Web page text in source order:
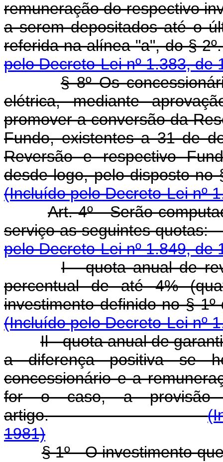
remuneração do respectivo
a serem depositados até o
referida na
pelo Decreto-Lei nº 1.383, de
§ 8º Os
elétrica, mediante
promover a conversão da
Fundo, existentes a 31 de
Reversão e respectivo
desde logo, pelo
(Incluído pelo Decreto-Lei nº
Art. 4º - Serão
serviço as
pelo Decreto-Lei nº 1.849, de
I - quota anual de
percentual de até 4%
investimento
(Incluído pelo Decreto-Lei nº
Il - quota anual de
a diferença positiva se
concessionário e a
for o caso, a
artigo.
1981)
§ 1º - O investimento